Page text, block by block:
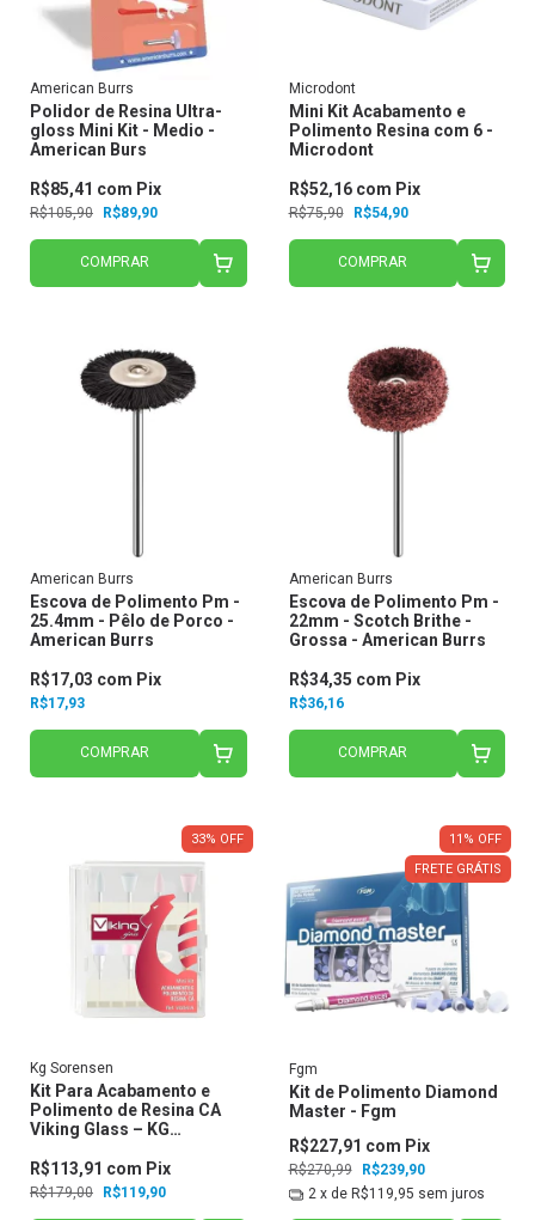
American Burrs
Polidor de Resina Ultra-
gloss Mini Kit - Medio -
American Burs
R$105,90 R$89,90
R$85,41 com Pix
COMPRAR
Microdont
Mini Kit Acabamento e
Polimento Resina com 6 -
Microdont
R$75,90 R$54,90
R$52,16 com Pix
COMPRAR
American Burrs
Escova de Polimento Pm -
25.4mm - Pêlo de Porco -
American Burrs
R$17,93
R$17,03 com Pix
COMPRAR
American Burrs
Escova de Polimento Pm -
22mm - Scotch Brithe -
Grossa - American Burrs
R$36,16
R$34,35 com Pix
COMPRAR
33% OFF
Kg Sorensen
Kit Para Acabamento e
Polimento de Resina CA
Viking Glass – KG
R$179,00 R$119,90
R$113,91 com Pix
11 % OFF
FRETE GRÁTIS
Fgm
Kit de Polimento Diamond
Master - Fgm
R$270,99 R$239,90
R$227,91 com Pix
2 x de R$119,95 sem juros